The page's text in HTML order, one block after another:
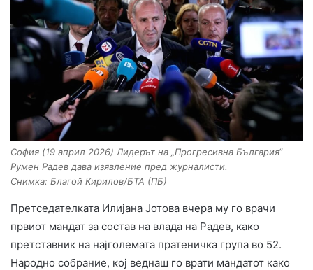
София (19 април 2026) Лидерът на „Прогресивна България“
Румен Радев дава изявление пред журналисти.
Снимка: Благой Кирилов/БТА (ПБ)
Претседателката Илијана Јотова вчера му го врачи
првиот мандат за состав на влада на Радев, како
претставник на најголемата пратеничка група во 52.
Народно собрание, кој веднаш го врати мандатот како